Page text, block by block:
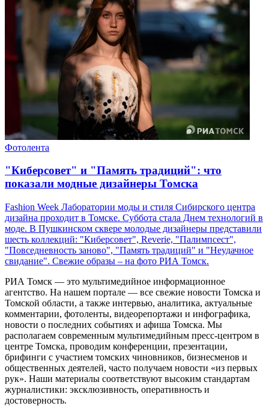
Фотолента
"Киберсовет" и "Память традиций": что
показали модные дизайнеры Томска
Fashion Week Лаборатории моды и стиля Сибирского центра
дизайна проходит в Томске. Суббота стала Днем технологий в
моде. В Пушкинском сквере молодые дизайнеры представили
шесть коллекций: "Киберсовет", Reverie, "Палимпсест",
"Повседневность заново", "Память традиций" и "Неудачное
свидание". Свежие образы – на фото РИА Томск.
РИА Томск — это мультимедийное информационное
агентство. На нашем портале — все свежие новости Томска и
Томской области, а также интервью, аналитика, актуальные
комментарии, фотоленты, видеорепортажи и инфографика,
новости о последних событиях и афиша Томска. Мы
располагаем современным мультимедийным пресс-центром в
центре Томска, проводим конференции, презентации,
брифинги с участием томских чиновников, бизнесменов и
общественных деятелей, часто получаем новости «из первых
рук». Наши материалы соответствуют высоким стандартам
журналистики: эксклюзивность, оперативность и
достоверность.